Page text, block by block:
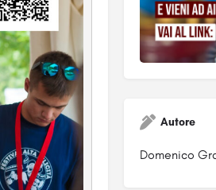
Autore
Domenico